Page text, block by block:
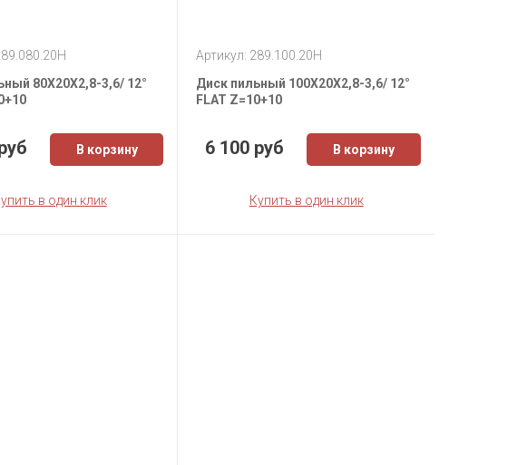
80X20X2,8-3,6/ 12°
В корзину
в один клик
Артикул: 289.100.20H
Диск пильный 100X20X2,8-3,6/ 12°
FLAT Z=10+10
6 100 руб В корзину
Купить в один клик